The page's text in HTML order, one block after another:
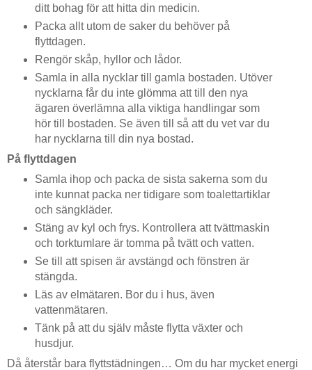
ditt bohag för att hitta din medicin.
Packa allt utom de saker du behöver på
flyttdagen.
Rengör skåp, hyllor och lådor.
Samla in alla nycklar till gamla bostaden. Utöver
nycklarna får du inte glömma att till den nya
ägaren överlämna alla viktiga handlingar som
hör till bostaden. Se även till så att du vet var du
har nycklarna till din nya bostad.
På flyttdagen
Samla ihop och packa de sista sakerna som du
inte kunnat packa ner tidigare som toalettartiklar
och sängkläder.
Stäng av kyl och frys. Kontrollera att tvättmaskin
och torktumlare är tomma på tvätt och vatten.
Se till att spisen är avstängd och fönstren är
stängda.
Läs av elmätaren. Bor du i hus, även
vattenmätaren.
Tänk på att du själv måste flytta växter och
husdjur.
Då återstår bara flyttstädningen… Om du har mycket energi